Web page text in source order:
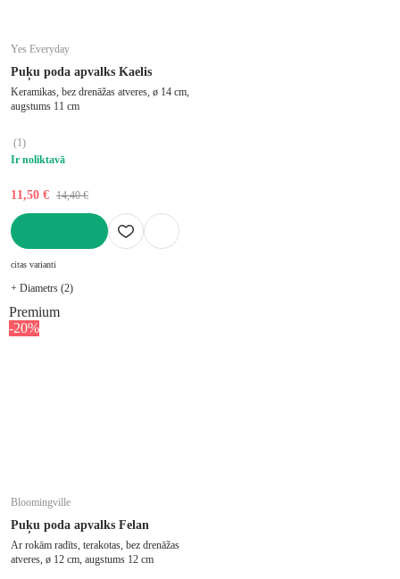
Yes Everyday
Puķu poda apvalks Kaelis
Keramikas, bez drenāžas atveres, ø 14 cm,
augstums 11 cm
(1)
Ir noliktavā
11,50 € 14,40 €
citas varianti
+ Diametrs (2)
Premium
-20%
Bloomingville
Puķu poda apvalks Felan
Ar rokām radīts, terakotas, bez drenāžas
atveres, ø 12 cm, augstums 12 cm